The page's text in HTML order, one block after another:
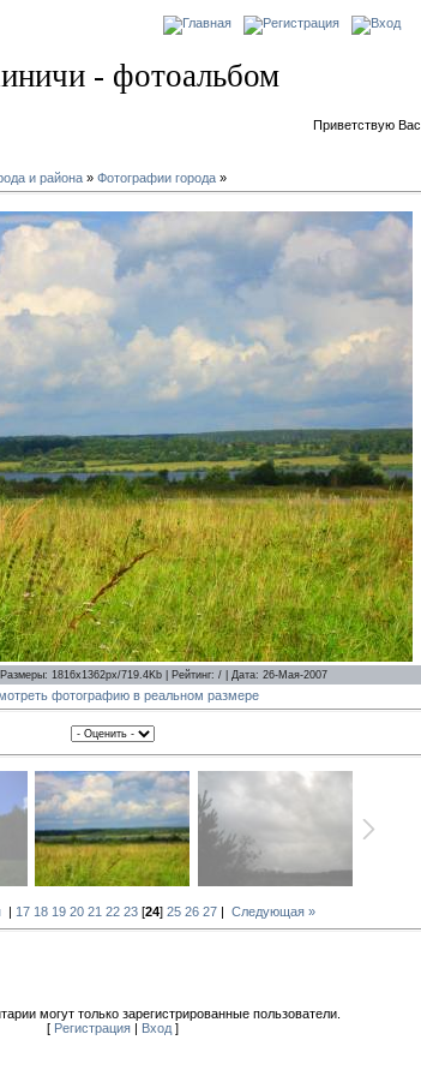
- фотоальбом
Приветствую Вас
и района » Фотографии города »
1816x1362px/719.4Kb | Рейтинг: / | Дата: 26-Мая-2007
фотографию в реальном размере
| 17 18 19 20 21 22 23 [24] 25 26 27 | Следующая »
могут только зарегистрированные пользователи.
[ Регистрация Вход ]